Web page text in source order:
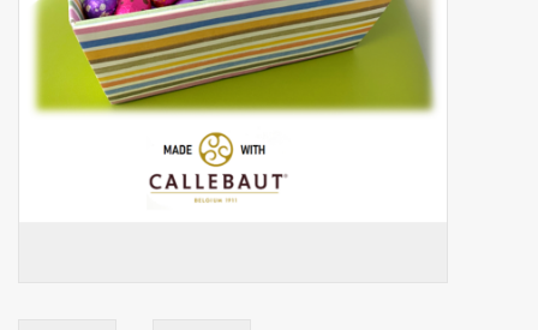
Snoeppot-Snoep
Kassarollen
Cleaning-producten